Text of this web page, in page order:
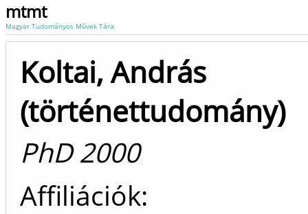
mtmt
Magyar Tudományos Művek Tára
Koltai, András
(történettudomány)
PhD 2000
Affiliációk